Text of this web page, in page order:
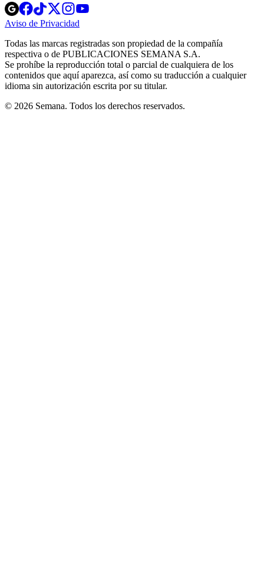
Opens
in
new
Opens
in
new
Opens
in
new
window
Opens
new
windowwindow
Aviso de Privacidad
new
window
Todas las marcas registradas son propiedad de la compañía
respectiva o de PUBLICACIONES SEMANA S.A.
Se prohíbe la reproducción total o parcial de cualquiera de los
contenidos que aquí aparezca, así como su traducción a cualquier
idioma sin autorización escrita por su titular.
© 2026 Semana. Todos los derechos reservados.